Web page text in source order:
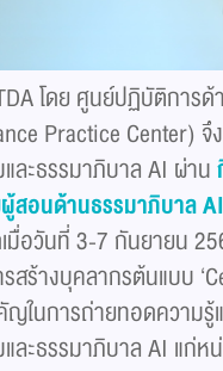
โดย ศูนย์ปฏิบัติการ
Practice Center)
ละธรรมาภิบาล AI ผ่าน
สอนด้านธรรมาภิบาล
มื่อวันที่ 3-7 กันยายน
สร้างบุคลากรต้นแบบ
ญในการถ่ายทอดความรู้
ละธรรมาภิบาล AI แก่